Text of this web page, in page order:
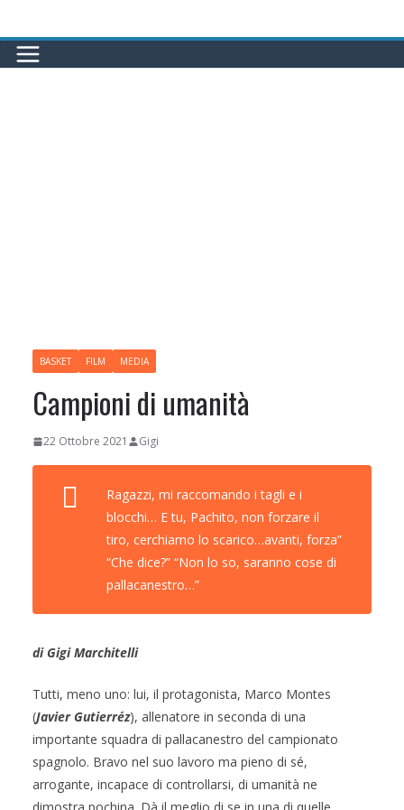
al
contenuto
BASKET FILM MEDIA
Campioni di umanità
22 Ottobre 2021 Gigi
Ragazzi, mi raccomando i tagli e i
blocchi… E tu, Pachito, non forzare il
tiro, cerchiamo lo scarico…avanti, forza”
“Che dice?” “Non lo so, saranno cose di
pallacanestro…”
di Gigi Marchitelli
Tutti, meno uno: lui, il protagonista, Marco Montes
(Javier Gutierréz), allenatore in seconda di una
importante squadra di pallacanestro del campionato
spagnolo. Bravo nel suo lavoro ma pieno di sé,
arrogante, incapace di controllarsi, di umanità ne